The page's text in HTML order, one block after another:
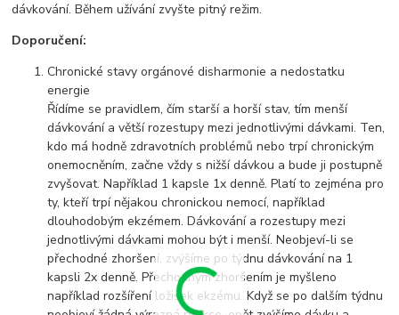
dávkování. Během užívání zvyšte pitný režim.
Doporučení:
Chronické stavy orgánové disharmonie a nedostatku
energie
Řídíme se pravidlem, čím starší a horší stav, tím menší
dávkování a větší rozestupy mezi jednotlivými dávkami. Ten,
kdo má hodně zdravotních problémů nebo trpí chronickým
onemocněním, začne vždy s nižší dávkou a bude ji postupně
zvyšovat. Například 1 kapsle 1x denně. Platí to zejména pro
ty, kteří trpí nějakou chronickou nemocí, například
dlouhodobým ekzémem. Dávkování a rozestupy mezi
jednotlivými dávkami mohou být i menší. Neobjeví-li se
přechodné zhoršení, zvýšíme po týdnu dávkování na 1
kapsli 2x denně. Přechodným zhoršením je myšleno
například rozšíření ložisek ekzému. Když se po dalším týdnu